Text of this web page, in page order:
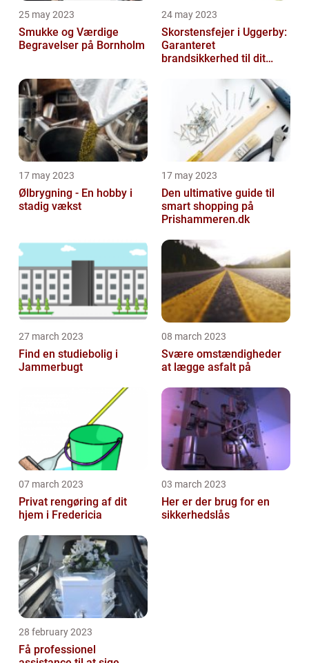
25 may 2023
Smukke og Værdige
Begravelser på Bornholm
24 may 2023
Skorstensfejer i Uggerby:
Garanteret
brandsikkerhed til dit
17 may 2023
Ølbrygning - En hobby i
stadig vækst
17 may 2023
Den ultimative guide til
smart shopping på
Prishammeren.dk
27 march 2023
Find en studiebolig i
Jammerbugt
08 march 2023
Svære omstændigheder
at lægge asfalt på
07 march 2023
Privat rengøring af dit
hjem i Fredericia
03 march 2023
Her er der brug for en
sikkerhedslås
28 february 2023
Få professionel